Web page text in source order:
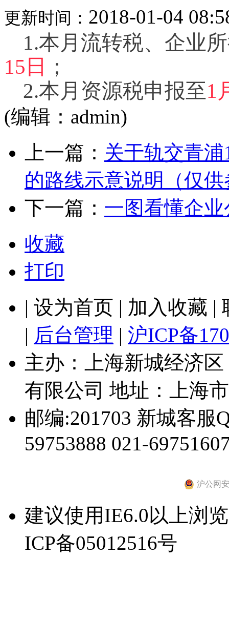
更新时间： 2018-01-04
1.本月流转税、企业
15日
；
2.本月资源税申报至 1
(编辑：admin)
上一篇： 关于轨交青
的路线示意说明（仅
下一篇： 一图看懂企
收藏
打印
| 设为首页 | 加入收藏 |
| 后台管理 | 沪ICP备
主办：上海新城经济
有限公司 地址：上海
邮编:201703 新城客服
59753888 021-
沪公网
建议使用IE6.0以上浏
ICP备05012516号